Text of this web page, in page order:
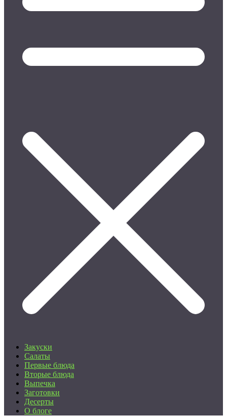
Закуски
Салаты
Первые блюда
Вторые блюда
Выпечка
Заготовки
Десерты
О блоге